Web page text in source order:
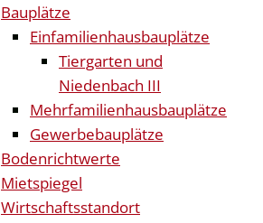
Bauplätze
Einfamilienhausbauplätze
Tiergarten und
Niedenbach III
Mehrfamilienhausbauplätze
Gewerbebauplätze
Bodenrichtwerte
Mietspiegel
Wirtschaftsstandort